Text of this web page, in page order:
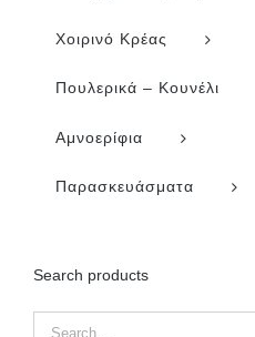
Χοιρινό Κρέας
Πουλερικά – Κουνέλι
Αμνοερίφια
Παρασκευάσματα
Search products